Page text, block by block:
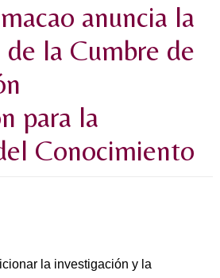
anuncia la
la Cumbre de
para la
Conocimiento
la investigación y la